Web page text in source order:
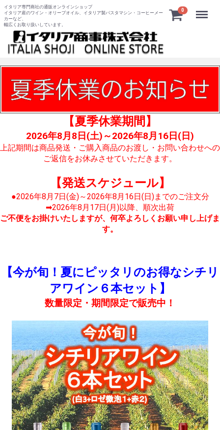
イタリア専門商社の通販オンラインショップ
イタリア産のワイン・オリーブオイル、イタリア製パスタマシン・コーヒーメー
カーなど、
幅広くお取り扱いしています。
0 Menu
【夏季休業期間】
2026年8月8日(土)～2026年8月16日(日)
上記期間は商品発送・ご購入商品のお渡し・お問い合わせへの
ご返信をお休みさせていただきます。
【発送スケジュール】
●2026年8月7日(金)～2026年8月16日(日)までのご注文分
➡2026年8月17日(月)以降、順次出荷
ご不便をお掛けいたしますが、何卒よろしくお願い申し上げま
す。
【今が旬！夏にピッタリのお得なシチリ
アワイン６本セット】
数量限定・期間限定で販売中！